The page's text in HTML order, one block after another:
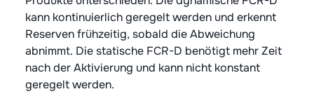
kann kontinuierlich geregelt werden und erkennt
Reserven frühzeitig, sobald die Abweichung
abnimmt. Die statische FCR-D benötigt mehr Zeit
nach der Aktivierung und kann nicht konstant
geregelt werden.